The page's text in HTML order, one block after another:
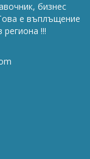
бизнес
е въплъщение
!!!